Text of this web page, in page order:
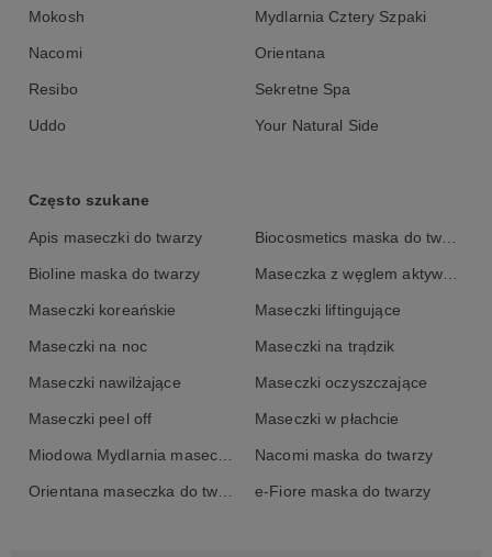
Mokosh Mydlarnia Cztery Szpaki
Nacomi Orientana
Resibo Sekretne Spa
Uddo Your Natural Side
Często szukane
Apis maseczki do twarzy Biocosmetics maska do twarzy
Bioline maska do twarzy Maseczka z węglem aktywnym
Maseczki koreańskie Maseczki liftingujące
Maseczki na noc Maseczki na trądzik
Maseczki nawilżające Maseczki oczyszczające
Maseczki peel off Maseczki w płachcie
Miodowa Mydlarnia maseczka do twarzy Nacomi maska do twarzy
Orientana maseczka do twarzy e-Fiore maska do twarzy